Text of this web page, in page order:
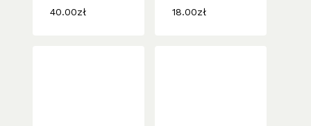
40.00zł 18.00zł